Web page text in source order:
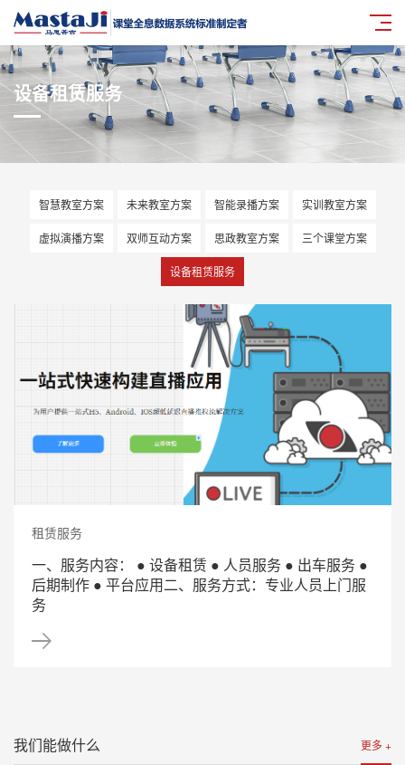
设备租赁服务
智慧教室方案 未来教室方案 智能录播方案 实训教室方案
虚拟演播方案 双师互动方案 思政教室方案 三个课堂方案
设备租赁服务
租赁服务
一、服务内容： ● 设备租赁 ● 人员服务 ● 出车服务 ●
后期制作 ● 平台应用二、服务方式：专业人员上门服
务
更多 +
我们能做什么